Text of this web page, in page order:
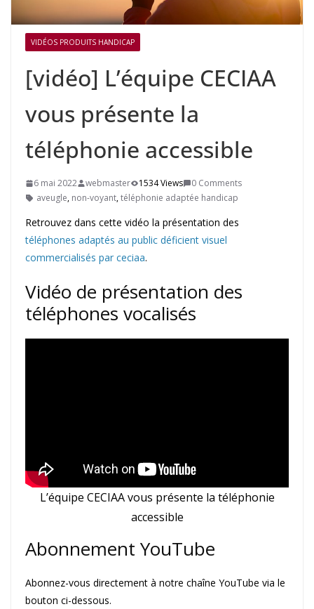
VIDÉOS PRODUITS HANDICAP
[vidéo] L’équipe CECIAA
vous présente la
téléphonie accessible
6 mai 2022 webmaster 1534 Views
0 Comments
aveugle, non-voyant,téléphonie adaptée handicap
Retrouvez dans cette vidéo la présentation des
téléphones adaptés au public déficient visuel
commercialisés par ceciaa.
Vidéo de présentation des
téléphones vocalisés
L’équipe CECIAA vous présente la téléphonie
accessible
Abonnement YouTube
Abonnez-vous directement à notre chaîne YouTube via le
bouton ci-dessous.